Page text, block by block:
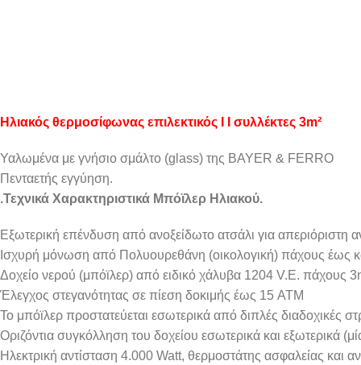
Ηλιακός θερμοσίφωνας επιλεκτικός Ι Ι συλλέκτες 3m²
Υαλωμένα με γνήσιο σμάλτο (glass) της BAYER & FERRO
Πενταετής εγγύηση.
.Τεχνικά Χαρακτηριστικά Μπόϊλερ Ηλιακού.
Εξωτερική επένδυση από ανοξείδωτο ατσάλι για απεριόριστη
Ισχυρή μόνωση από Πολυουρεθάνη (οικολογική) πάχους έως
Δοχείο νερού (μπόϊλερ) από ειδικό χάλυβα 1204 V.E. πάχους
Έλεγχος στεγανότητας σε πίεση δοκιμής έως 15 ATM
Το μπόϊλερ προστατεύεται εσωτερικά από διπλές
Οριζόντια συγκόλληση του δοχείου εσωτερικά και εξωτερικά
Ηλεκτρική αντίσταση 4.000 Watt, θερμοστάτης ασφαλείας και